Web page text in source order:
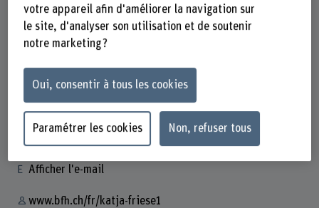
Katja Friese
Dozentin
Contact
+41 31 848 39 16
Afficher l'e-mail
www.bfh.ch/fr/katja-friese1
votre appareil afin d'améliorer la navigation sur
le site, d'analyser son utilisation et de soutenir
notre marketing ?
Oui, consentir à tous les cookies
Paramétrer les cookies Non, refuser tous